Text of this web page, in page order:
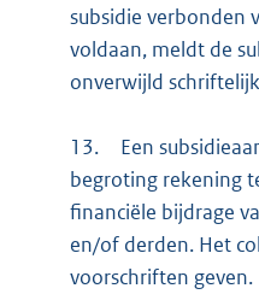
subsidie verbonden
voldaan, meldt de
onverwijld
13.
Een
begroting rekening
financiële bijdrage
en/of derden. Het
voorschriften geven.